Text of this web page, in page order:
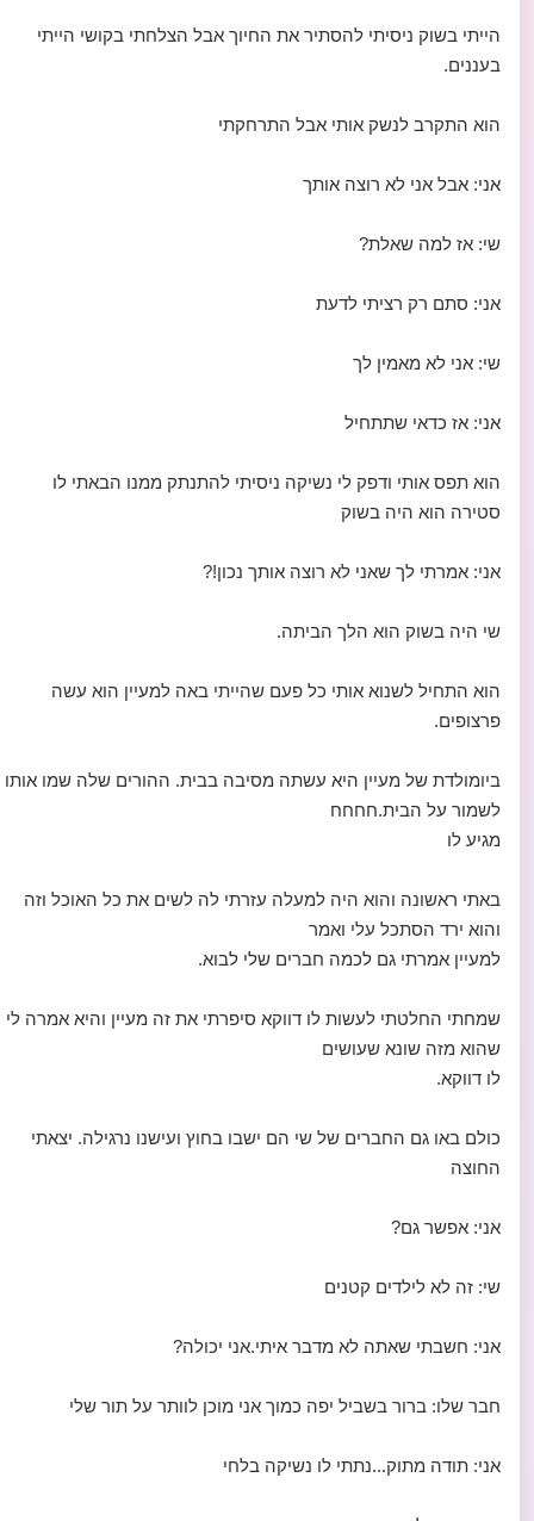
הייתי בשוק ניסיתי להסתיר את החיוך אבל הצלחתי בקושי הייתי
בעננים.
הוא התקרב לנשק אותי אבל התרחקתי
אני: אבל אני לא רוצה אותך
שי: אז למה שאלת?
אני: סתם רק רציתי לדעת
שי: אני לא מאמין לך
אני: אז כדאי שתתחיל
הוא תפס אותי ודפק לי נשיקה ניסיתי להתנתק ממנו הבאתי לו
סטירה הוא היה בשוק
אני: אמרתי לך שאני לא רוצה אותך נכון!?
שי היה בשוק הוא הלך הביתה.
הוא התחיל לשנוא אותי כל פעם שהייתי באה למעיין הוא עשה
פרצופים.
ביומולדת של מעיין היא עשתה מסיבה בבית. ההורים שלה שמו אותו
לשמור על הבית.חחחח
מגיע לו
באתי ראשונה והוא היה למעלה עזרתי לה לשים את כל האוכל וזה
והוא ירד הסתכל עלי ואמר
למעיין אמרתי גם לכמה חברים שלי לבוא.
שמחתי החלטתי לעשות לו דווקא סיפרתי את זה מעיין והיא אמרה לי
שהוא מזה שונא שעושים
לו דווקא.
כולם באו גם החברים של שי הם ישבו בחוץ ועישנו נרגילה. יצאתי
החוצה
אני: אפשר גם?
שי: זה לא לילדים קטנים
אני: חשבתי שאתה לא מדבר איתי.אני יכולה?
חבר שלו: ברור בשביל יפה כמוך אני מוכן לוותר על תור שלי
אני: תודה מתוק...נתתי לו נשיקה בלחי